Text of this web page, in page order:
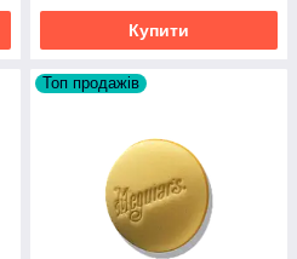
Купити
Топ продажів